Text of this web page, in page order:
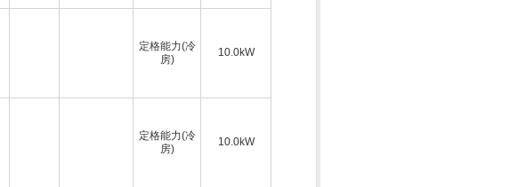
定格能力(冷
房)
10.0kW
定格能力(冷
房)
10.0kW